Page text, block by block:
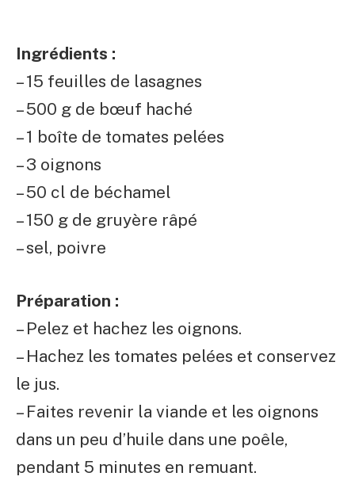
Ingrédients :
– 15 feuilles de lasagnes
– 500 g de bœuf haché
– 1 boîte de tomates pelées
– 3 oignons
– 50 cl de béchamel
– 150 g de gruyère râpé
– sel, poivre
Préparation :
– Pelez et hachez les oignons.
– Hachez les tomates pelées et conservez
le jus.
– Faites revenir la viande et les oignons
dans un peu d’huile dans une poêle,
pendant 5 minutes en remuant.